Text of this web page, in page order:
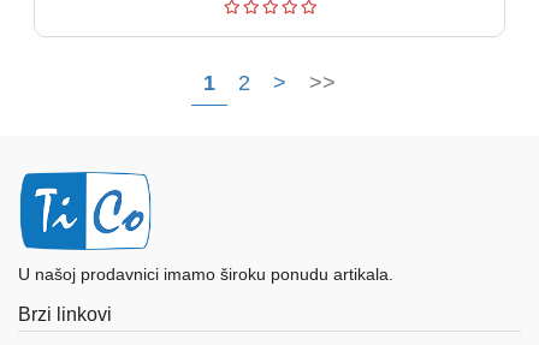
1 2 > >>
U našoj prodavnici imamo široku ponudu artikala.
Brzi linkovi